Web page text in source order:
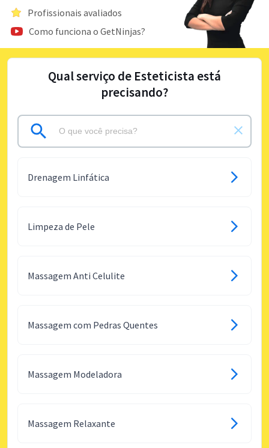
Profissionais avaliados
Como funciona o GetNinjas?
Qual serviço de Esteticista está
precisando?
Drenagem Linfática
Limpeza de Pele
Massagem Anti Celulite
Massagem com Pedras Quentes
Massagem Modeladora
Massagem Relaxante